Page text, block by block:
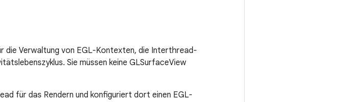
die Verwaltung von EGL-Kontexten, die Interthread-
Sie müssen keine GLSurfaceView
für das Rendern und konfiguriert dort einen EGL-